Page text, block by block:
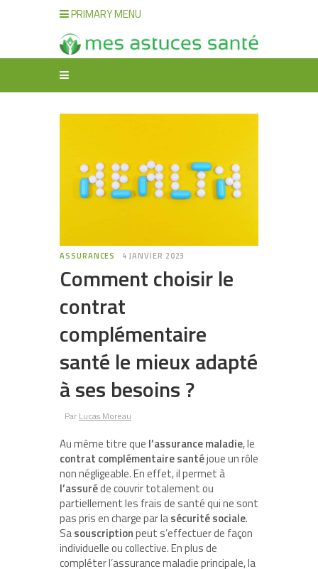
PRIMARY MENU
ASSURANCES 4 JANVIER 2023
Comment choisir le
contrat
complémentaire
santé le mieux adapté
à ses besoins ?
Par Lucas Moreau
Au même titre que l’assurance maladie, le
contrat complémentaire santéjoue un rôle
non négligeable. En effet, il permet à
l’assuréde couvrir totalement ou
partiellement les frais de santé qui ne sont
pas pris en charge par lasécurité sociale.
Sasouscriptionpeut s’effectuer de façon
individuelle ou collective. En plus de
compléter l’assurance maladie principale, la